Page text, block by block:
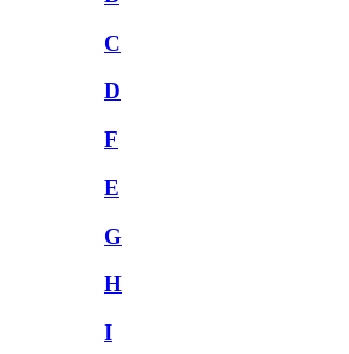
C
D
F
E
G
H
I